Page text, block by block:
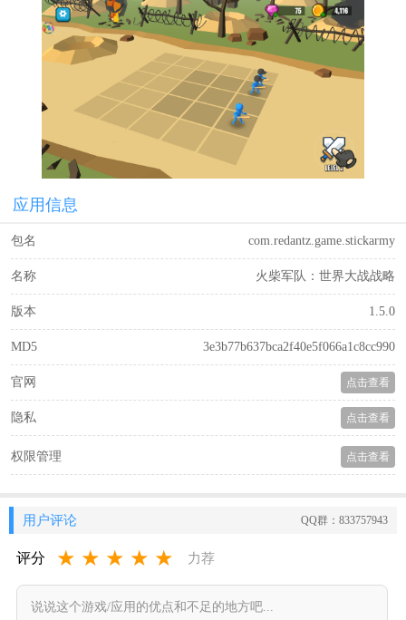
应用信息
包名 com.redantz.game.stickarmy
名称 火柴军队：世界大战战略
版本 1.5.0
MD5 3e3b77b637bca2f40e5f066a1c8cc990
官网 点击查看
隐私 点击查看
权限管理 点击查看
用户评论 QQ群：833757943
评分 ★ ★ ★ ★ ★ 力荐